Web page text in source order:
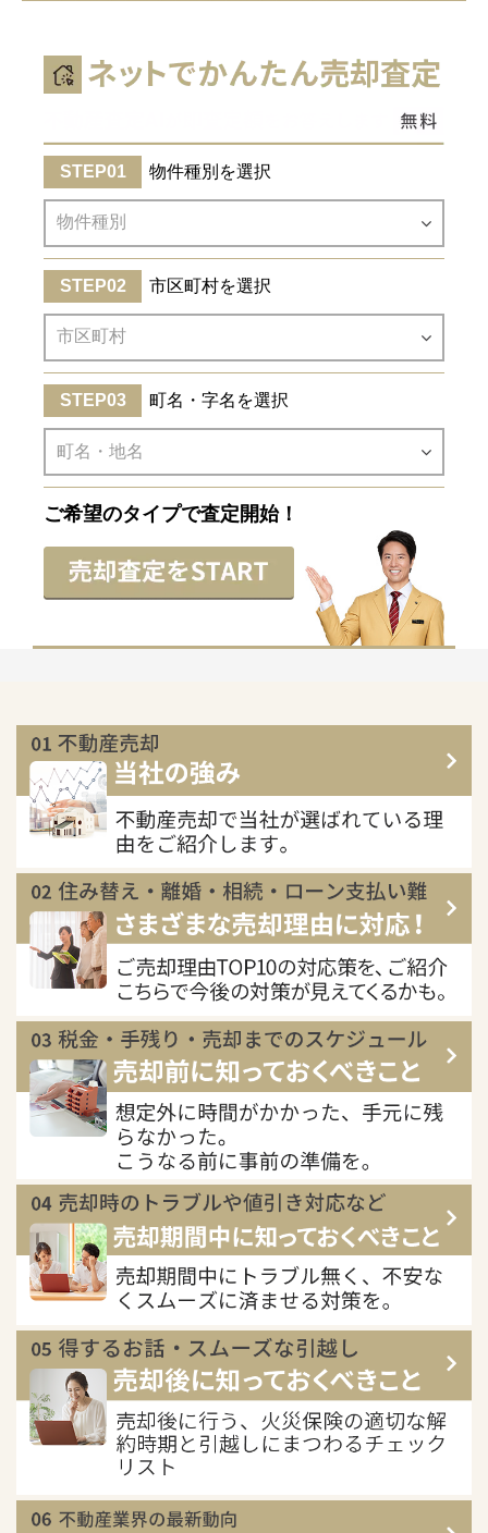
物件種別を選択
市区町村を選択
町名・字名を選択
ご希望のタイプで査定開始！